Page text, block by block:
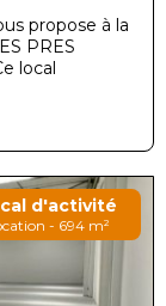
propose à la
PRES
local
d'activité
- 694 m²